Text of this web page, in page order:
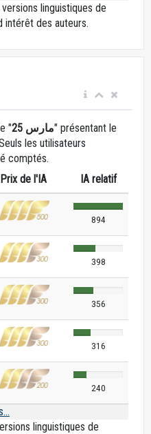
linguistiques de
intérêt des auteurs.
" 25 مارس" présentant le
les utilisateurs
comptés.
Prix de l'IA IA relatif
894
398
356
316
240
linguistiques de